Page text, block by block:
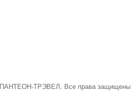
ПАНТЕОН-ТРЭВЕЛ. Все права защищены